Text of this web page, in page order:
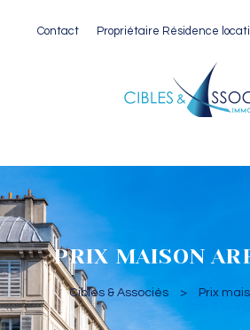
Contact Propriétaire Résidence
PRIX MAISON
Cibles & Associés > Prix